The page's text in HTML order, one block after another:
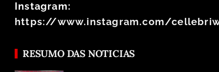
Instagram:
https://www.instagram.com/
RESUMO DAS NOTICIAS